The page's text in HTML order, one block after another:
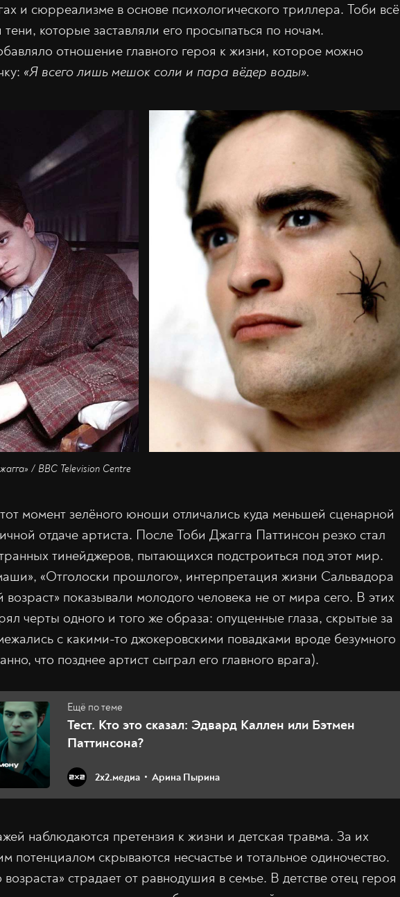
и сюрреализме в основе психологического триллера. Тоби всё
которые заставляли его просыпаться по ночам.
отношение главного героя к жизни, которое можно
«Я всего лишь мешок соли и пара вёдер воды».
/ BBC Television Centre
момент зелёного юноши отличались куда меньшей сценарной
отдаче артиста. После Тоби Джагга Паттинсон резко стал
тинейджеров, пытающихся подстроиться под этот мир.
«Отголоски прошлого», интерпретация жизни Сальвадора
показывали молодого человека не от мира сего. В этих
черты одного и того же образа: опущенные глаза, скрытые за
с какими-то джокеровскими повадками вроде безумного
что позднее артист сыграл его главного врага).
Тест. Кто это сказал: Эдвард Каллен или Бэтмен
Паттинсона?
2х2.медиа Арина Пырина
наблюдаются претензия к жизни и детская травма. За их
потенциалом скрываются несчастье и тотальное одиночество.
страдает от равнодушия в семье. В детстве отец героя